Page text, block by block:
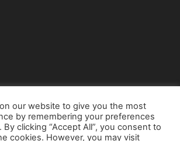
2015 - www.airnews.gr
our website to give you the most
by remembering your preferences
clicking “Accept All”, you consent to
cookies. However, you may visit